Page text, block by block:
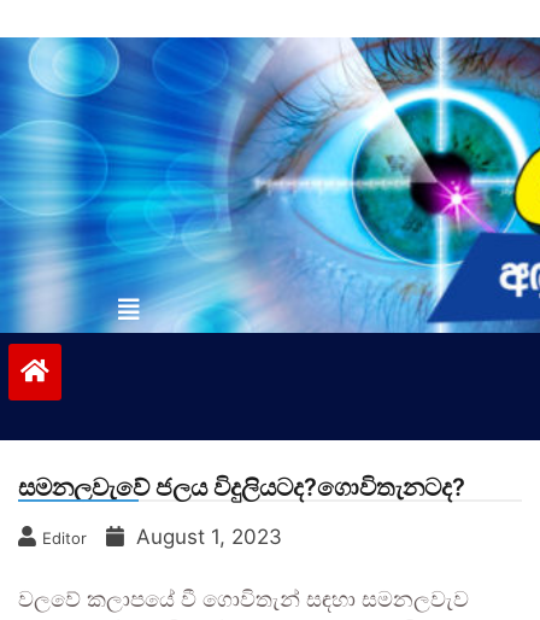
to
contentvinivida.lk
සමනලවැවේ ජලය විදුලියටද?ගොවිතැනටද?
Editor August 1, 2023
වලවේ කලාපයේ වී ගොවිතැන් සඳහා සමනලවැව